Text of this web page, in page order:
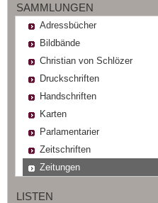
SAMMLUNGEN
Adressbücher
Bildbände
Christian von Schlözer
Druckschriften
Handschriften
Karten
Parlamentarier
Zeitschriften
Zeitungen
LISTEN